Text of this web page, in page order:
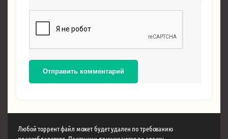
Отправить комментарий
Любой торрент файл может будет удален по требованию